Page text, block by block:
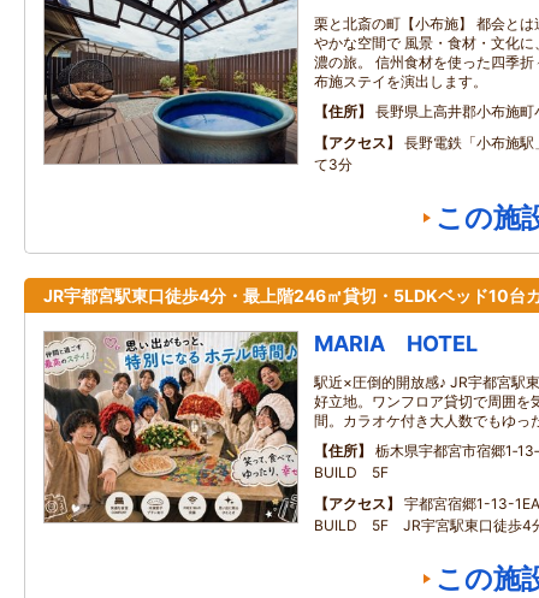
栗と北斎の町【小布施】 都会と
やかな空間で 風景・食材・文化
濃の旅。 信州食材を使った四季
布施ステイを演出します。
住所
長野県上高井郡小布施
アクセス
長野電鉄「小布施
て3分
この施
JR宇都宮駅東口徒歩4分・最上階246㎡貸切・5LDKベッド10台
MARIA HOTEL
駅近×圧倒的開放感♪ JR宇都宮駅
好立地。ワンフロア貸切で周囲を
間。カラオケ付き大人数でもゆっ
住所
栃木県宇都宮市宿郷
BUILD 5F
アクセス
宇都宮宿郷1-13-
BUILD 5F JR宇宮駅東口徒歩4
この施